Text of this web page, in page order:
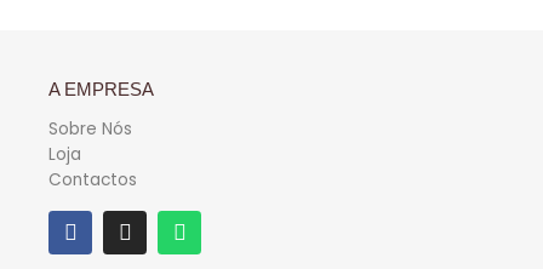
A EMPRESA
Sobre Nós
Loja
Contactos